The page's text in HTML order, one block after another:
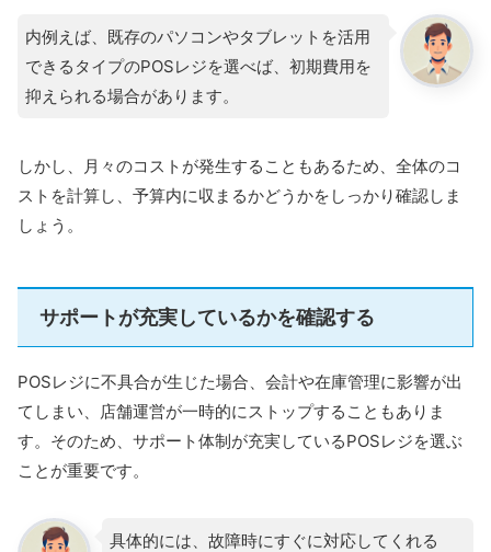
内例えば、既存のパソコンやタブレットを活用
できるタイプのPOSレジを選べば、初期費用を
抑えられる場合があります。
しかし、月々のコストが発生することもあるため、全体のコ
ストを計算し、予算内に収まるかどうかをしっかり確認しま
しょう。
サポートが充実しているかを確認する
POSレジに不具合が生じた場合、会計や在庫管理に影響が出
てしまい、店舗運営が一時的にストップすることもありま
す。そのため、サポート体制が充実しているPOSレジを選ぶ
ことが重要です。
具体的には、故障時にすぐに対応してくれる